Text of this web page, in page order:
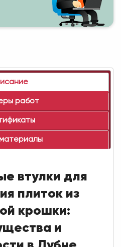
работ
втулки для
плиток из
крошки:
и